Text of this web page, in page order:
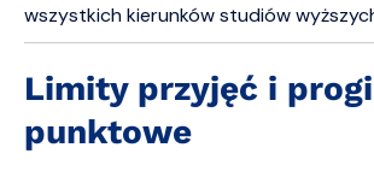
wszystkich kierunków studiów
Limity przyjęć i progi
punktowe